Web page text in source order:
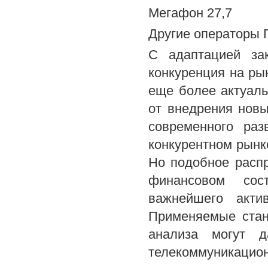
Мегафон 27,7
Другие операторы
С адаптацией
конкуренция на
еще более
от внедрения
современного
конкурентном
Но подобное
финансовом
важнейшего
Применяемые
анализа могут